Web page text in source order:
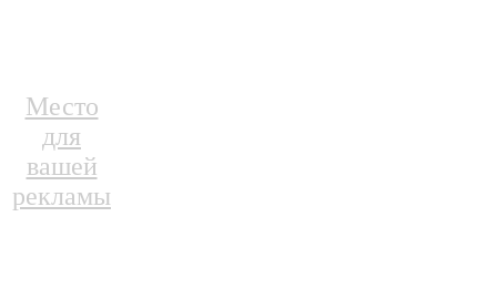
Место
для
вашей
рекламы